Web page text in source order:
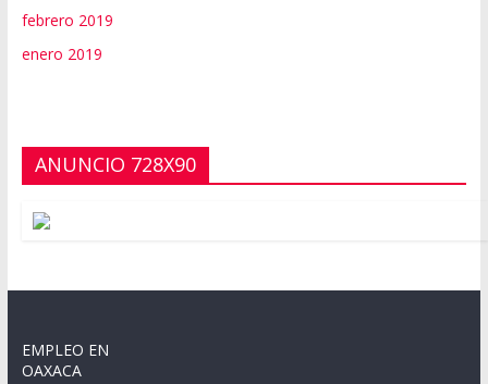
febrero 2019
enero 2019
ANUNCIO 728X90
EMPLEO EN
OAXACA